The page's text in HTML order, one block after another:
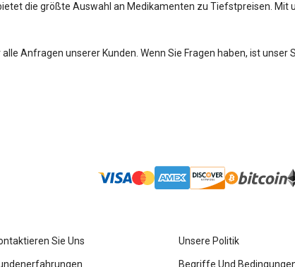
die größte Auswahl an Medikamenten zu Tiefstpreisen. Mit
Anfragen unserer Kunden. Wenn Sie Fragen haben, ist
Sie Uns Unsere Politik
Begriffe Und